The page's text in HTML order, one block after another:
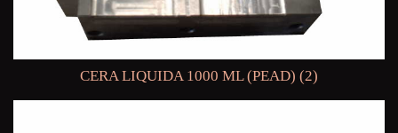
CERA LIQUIDA 1000 ML (PEAD) (2)